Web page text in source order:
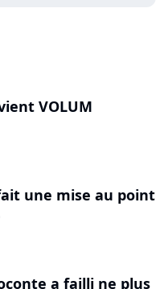
VOLUM
une mise au point
a failli ne plus